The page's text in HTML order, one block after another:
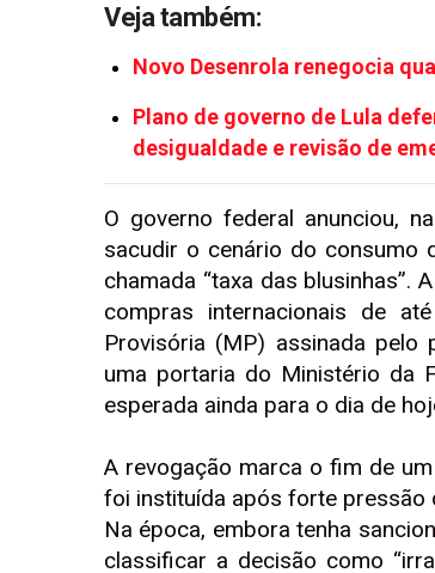
Veja também:
Novo Desenrola renegocia
Plano de governo de Lula
desigualdade e revisão de
O governo federal anunciou,
sacudir o cenário do consumo
chamada “taxa das
compras internacionais de
Provisória (MP) assinada pelo
uma portaria do Ministério da
esperada ainda para o dia de
A revogação marca o fim de
foi instituída após forte pressão
Na época, embora tenha
classificar a decisão como